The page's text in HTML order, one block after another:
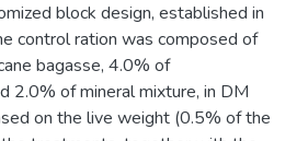
block design, established in
control ration was composed of
bagasse, 4.0% of
2.0% of mineral mixture, in DM
on the live weight (0.5% of the